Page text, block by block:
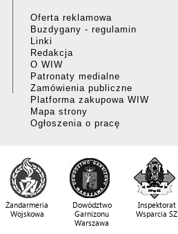
Oferta reklamowa
Buzdygany - regulamin
Linki
Redakcja
O WIW
Patronaty medialne
Zamówienia publiczne
Platforma zakupowa WIW
Mapa strony
Ogłoszenia o pracę
Żandarmeria
Wojskowa
Dowództwo
Garnizonu
Warszawa
Inspektorat
Wsparcia SZ